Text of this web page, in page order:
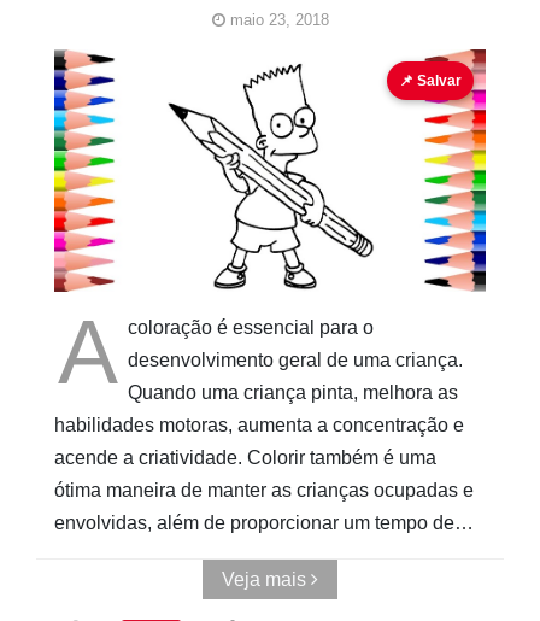
maio 23, 2018
Os Simpsons para colorir Pinturas para colorir
Cubo ao
Quadrado
📌 Salvar
A coloração é essencial para o
desenvolvimento geral de uma criança.
Quando uma criança pinta, melhora as
habilidades motoras, aumenta a concentração e
acende a criatividade. Colorir também é uma
ótima maneira de manter as crianças ocupadas e
envolvidas, além de proporcionar um tempo de…
Veja mais